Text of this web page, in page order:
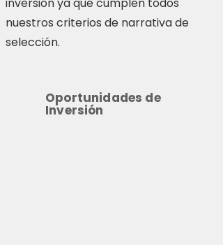
nuestros criterios de narrativa de
selección.
Oportunidades de
Inversión